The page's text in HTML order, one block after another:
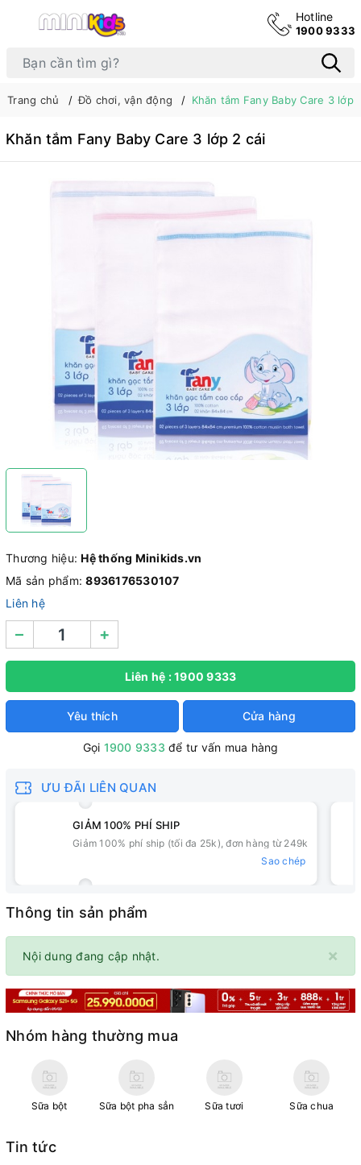
Hotline
1900 9333
Trang chủ Đồ chơi, vận động Khăn tắm Fany Baby Care 3 lớp
Khăn tắm Fany Baby Care 3 lớp 2 cái
Thương hiệu:Hệ thống Minikids.vn
Mã sản phẩm:8936176530107
Liên hệ
– +
Liên hệ : 1900 9333
Yêu thích Cửa hàng
Gọi 1900 9333 để tư vấn mua hàng
ƯU ĐÃI LIÊN QUAN
GIẢM 100% PHÍ SHIP
Giảm 100% phí ship (tối đa 25k), đơn hàng từ 249k
Sao chép
Thông tin sản phẩm
×
Nội dung đang cập nhật.
Nhóm hàng thường mua
Sữa bột Sữa bột pha sẳn Sữa tươi Sữa chua
Tin tức